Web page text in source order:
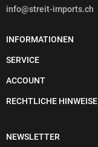
info@streit-imports.ch
INFORMATIONEN
SERVICE
ACCOUNT
RECHTLICHE HINWEISE
NEWSLETTER